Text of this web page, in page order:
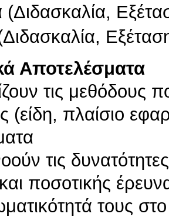
(Διδασκαλία,
Αποτελέσματα
τις μεθόδους
(είδη, πλαίσιο
τις
ποσοτικής
τους στο